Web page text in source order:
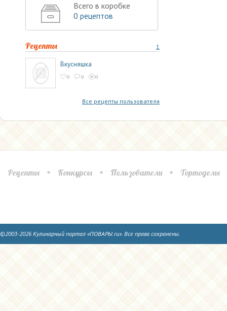
Всего в коробке
0 рецептов
1
Рецепты
Вкусняшка
0 0 0
Все рецепты пользователя
Рецепты Конкурсы Пользователи Тортоделы
©2003-2026 Кулинарный портал «ПОВАРЫ.ru». Все права сохранены.